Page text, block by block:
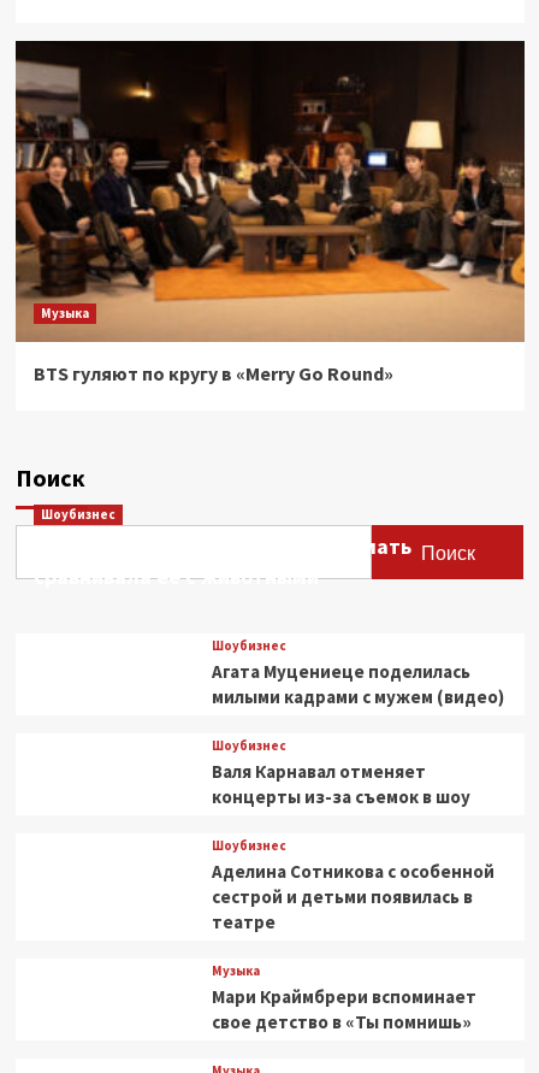
Музыка
BTS гуляют по кругу в «Merry Go Round»
Поиск
Поиск
Шоубизнес
Этери Тутберидзе заявила, что мать
сравнивала ее с животными
Шоубизнес
Агата Муцениеце поделилась
милыми кадрами с мужем (видео)
Шоубизнес
Валя Карнавал отменяет
концерты из-за съемок в шоу
Шоубизнес
Аделина Сотникова с особенной
сестрой и детьми появилась в
театре
Музыка
Мари Краймбрери вспоминает
свое детство в «Ты помнишь»